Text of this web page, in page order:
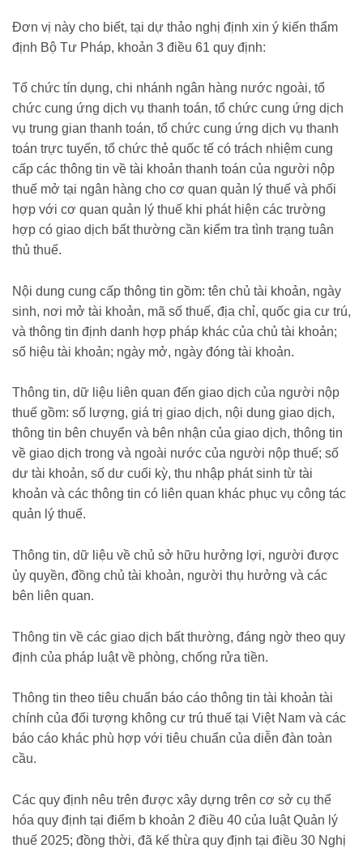
Đơn vị này cho biết, tại dự thảo nghị định xin ý kiến thẩm
định Bộ Tư Pháp, khoản 3 điều 61 quy định:
Tổ chức tín dụng, chi nhánh ngân hàng nước ngoài, tổ
chức cung ứng dịch vụ thanh toán, tổ chức cung ứng dịch
vụ trung gian thanh toán, tổ chức cung ứng dịch vụ thanh
toán trực tuyến, tổ chức thẻ quốc tế có trách nhiệm cung
cấp các thông tin về tài khoản thanh toán của người nộp
thuế mở tại ngân hàng cho cơ quan quản lý thuế và phối
hợp với cơ quan quản lý thuế khi phát hiện các trường
hợp có giao dịch bất thường cần kiểm tra tình trạng tuân
thủ thuế.
Nội dung cung cấp thông tin gồm: tên chủ tài khoản, ngày
sinh, nơi mở tài khoản, mã số thuế, địa chỉ, quốc gia cư trú,
và thông tin định danh hợp pháp khác của chủ tài khoản;
số hiệu tài khoản; ngày mở, ngày đóng tài khoản.
Thông tin, dữ liệu liên quan đến giao dịch của người nộp
thuế gồm: số lượng, giá trị giao dịch, nội dung giao dịch,
thông tin bên chuyển và bên nhận của giao dịch, thông tin
về giao dịch trong và ngoài nước của người nộp thuế; số
dư tài khoản, số dư cuối kỳ, thu nhập phát sinh từ tài
khoản và các thông tin có liên quan khác phục vụ công tác
quản lý thuế.
Thông tin, dữ liệu về chủ sở hữu hưởng lợi, người được
ủy quyền, đồng chủ tài khoản, người thụ hưởng và các
bên liên quan.
Thông tin về các giao dịch bất thường, đáng ngờ theo quy
định của pháp luật về phòng, chống rửa tiền.
Thông tin theo tiêu chuẩn báo cáo thông tin tài khoản tài
chính của đối tượng không cư trú thuế tại Việt Nam và các
báo cáo khác phù hợp với tiêu chuẩn của diễn đàn toàn
cầu.
Các quy định nêu trên được xây dựng trên cơ sở cụ thể
hóa quy định tại điểm b khoản 2 điều 40 của luật Quản lý
thuế 2025; đồng thời, đã kế thừa quy định tại điều 30 Nghị